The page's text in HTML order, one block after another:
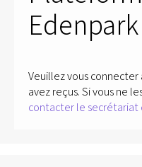
Edenpark
Veuillez vous
avez reçus. Si vous ne
contacter le secrétariat